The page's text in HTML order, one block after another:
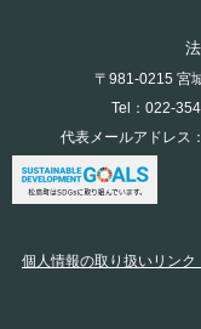
〒981-0215 宮
Tel：022-
代表メールアドレス：
個人情報の取り扱いリンク